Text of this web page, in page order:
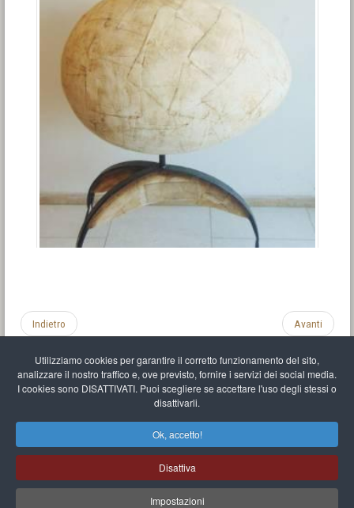
Utilizziamo cookies per garantire il corretto funzionamento del sito,
analizzare il nostro traffico e, ove previsto, fornire i servizi dei social media.
I cookies sono DISATTIVATI. Puoi scegliere se accettare l'uso degli stessi o
disattivarli.
Ok, accetto!
Disattiva
Impostazioni
Indietro Avanti
Mappa del sito
Mr Balthasar Brennenstuhl
Artista scultore e pittore
Quai Séverine Résidence Navy Club / 17 83430 Saint-Mandrier-sur-Mer,Provence-
Alpes-Côte d'Azur-France